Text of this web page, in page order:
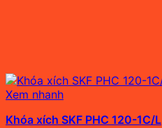
Xem nhanh
Khóa xích SKF PHC 120-1C/L